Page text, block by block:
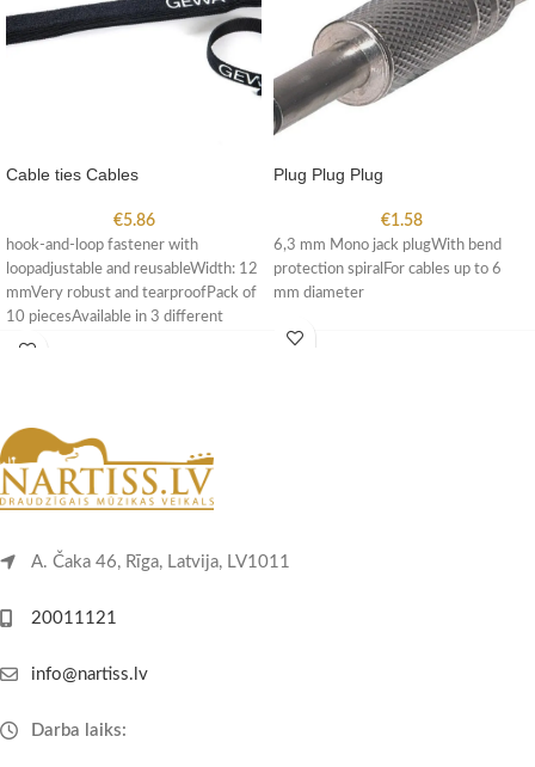
Cable ties Cables
€5.86
hook-and-loop fastener with
loopadjustable and reusableWidth: 12
mmVery robust and tearproofPack of
10 piecesAvailable in 3 different
lengths
Plug Plug Plug
€1.58
6,3 mm Mono jack plugWith bend
protection spiralFor cables up to 6
mm diameter
A. Čaka 46, Rīga, Latvija, LV1011
20011121
info@nartiss.lv
Darba laiks: